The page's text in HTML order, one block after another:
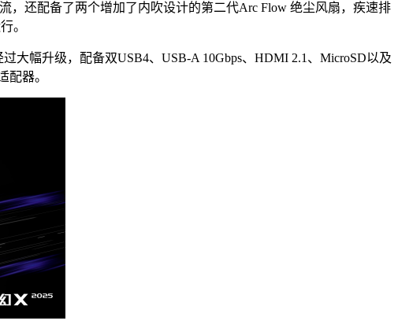
，还配备了两个增加了内吹设计的第二代Arc Flow 绝尘风扇，疾速排
。
幅升级，配备双USB4、USB-A 10Gbps、HDMI 2.1、MicroSD以及
配器。